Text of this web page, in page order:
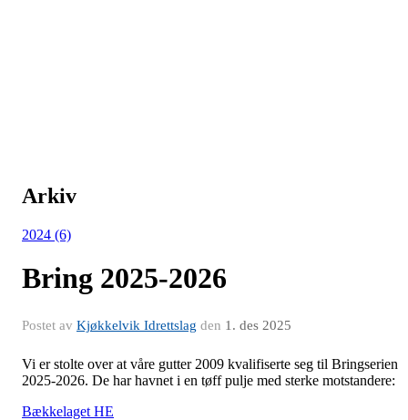
Arkiv
2024 (6)
Bring 2025-2026
Postet av Kjøkkelvik Idrettslag den 1. des 2025
Vi er stolte over at våre gutter 2009 kvalifiserte seg til Bringserien
2025-2026. De har havnet i en tøff pulje med sterke motstandere:
Bækkelaget HE